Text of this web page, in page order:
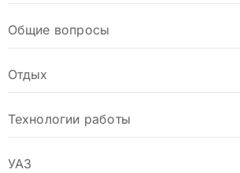
Общие вопросы
Отдых
Технологии работы
УАЗ